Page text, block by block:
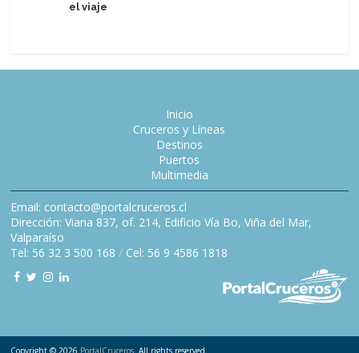
el viaje
Inicio
Cruceros y Líneas
Destinos
Puertos
Multimedia
Email: contacto@portalcruceros.cl
Dirección: Viana 837, of. 214, Edificio Vía Bo, Viña del Mar,
Valparaíso
Tel: 56 32 3 500 168 / Cel: 56 9 4586 1818
Copyright © 2026 PortalCruceros . All rights reserved.